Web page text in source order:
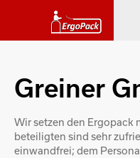
Greiner
Wir setzen den Ergopack
beteiligten sind sehr
einwandfrei; dem